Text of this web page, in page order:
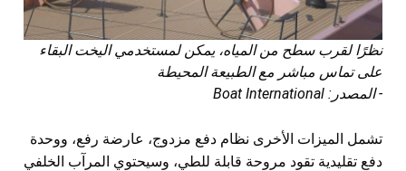
نظرًا لقرب سطح من المياه، يمكن لمستخدمي اليخت البقاء
على تماس مباشر مع الطبيعة المحيطة
- المصدر: Boat International
تشمل الميزات الأخرى نظام دفع مزدوج، عارضة رفع، ووحدة
دفع تقليدية تقود مروحة قابلة للطي، وسيحتوي المرآب الخلفي